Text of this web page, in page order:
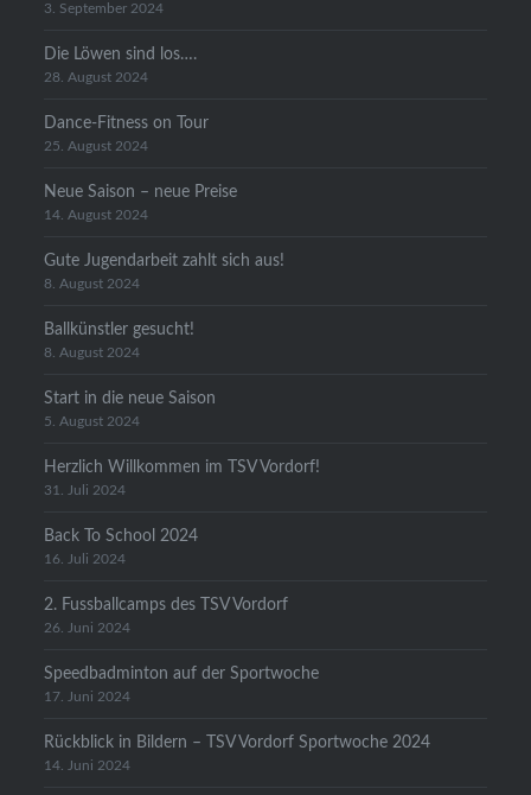
3. September 2024
Die Löwen sind los….
28. August 2024
Dance-Fitness on Tour
25. August 2024
Neue Saison – neue Preise
14. August 2024
Gute Jugendarbeit zahlt sich aus!
8. August 2024
Ballkünstler gesucht!
8. August 2024
Start in die neue Saison
5. August 2024
Herzlich Willkommen im TSV Vordorf!
31. Juli 2024
Back To School 2024
16. Juli 2024
2. Fussballcamps des TSV Vordorf
26. Juni 2024
Speedbadminton auf der Sportwoche
17. Juni 2024
Rückblick in Bildern – TSV Vordorf Sportwoche 2024
14. Juni 2024